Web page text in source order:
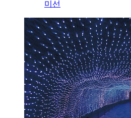
미선